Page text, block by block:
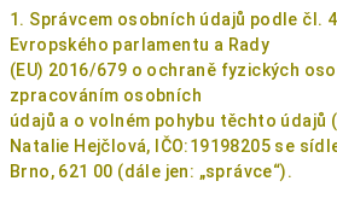
1. Správcem osobních údajů podle čl.
Evropského parlamentu a Rady
(EU) 2016/679 o ochraně fyzických
zpracováním osobních
údajů a o volném pohybu těchto údajů
Natalie Hejčlová, IČO:19198205 se
Brno, 621 00 (dále jen: „správce​“).